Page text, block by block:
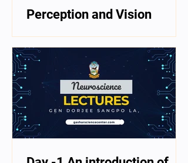
Perception and Vision